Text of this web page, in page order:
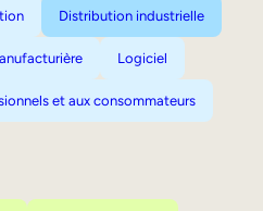
Distribution industrielle
Logiciel
et aux consommateurs